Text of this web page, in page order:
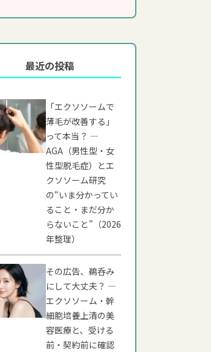
最近の投稿
「エクソソームで
薄毛が改善する」
って本当？ ―
AGA（男性型・女
性型脱毛症）とエ
クソソーム研究
の“いま分かってい
ること・まだ分か
らないこと”（2026
年整理）
その広告、鵜呑み
にして大丈夫？ ―
エクソソーム・幹
細胞培養上清の美
容医療と、受ける
前・契約前に確認